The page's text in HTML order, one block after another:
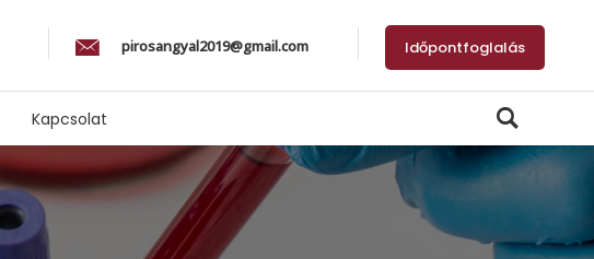
pirosangyal2019@gmail.com Időpontfoglalás
Kapcsolat